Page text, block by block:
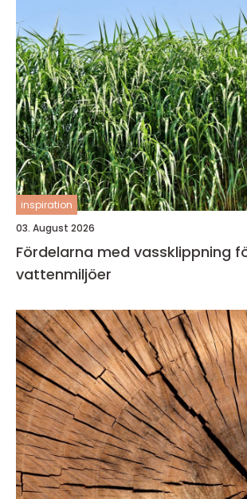
inspiration
03. August 2026
Fördelarna med vassklippning
vattenmiljöer